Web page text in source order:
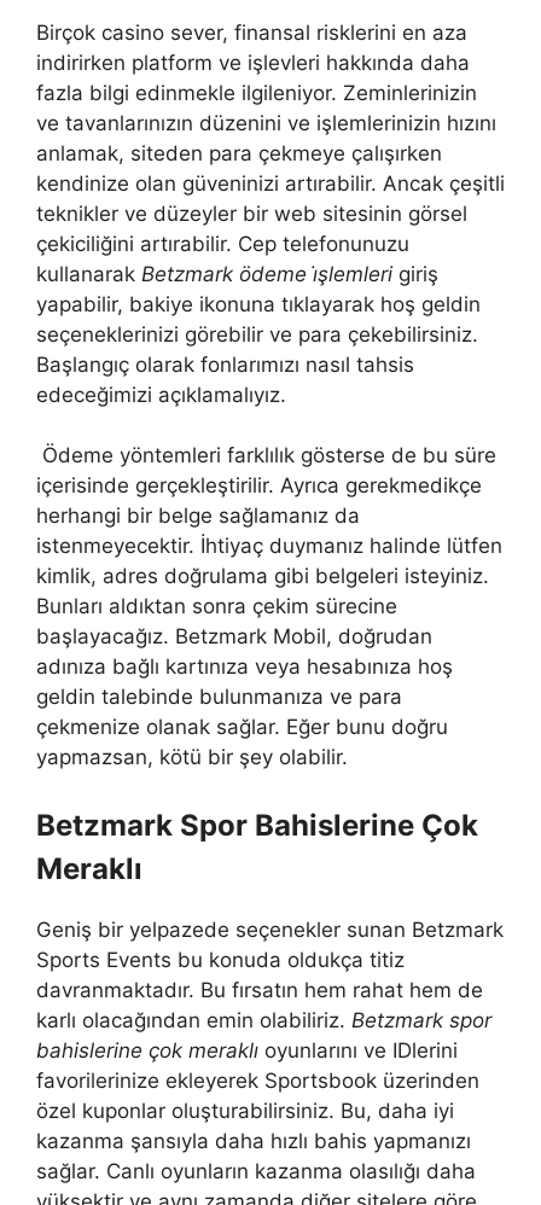
Birçok casino sever, finansal risklerini en aza
indirirken platform ve işlevleri hakkında daha
fazla bilgi edinmekle ilgileniyor. Zeminlerinizin
ve tavanlarınızın düzenini ve işlemlerinizin hızını
anlamak, siteden para çekmeye çalışırken
kendinize olan güveninizi artırabilir. Ancak çeşitli
teknikler ve düzeyler bir web sitesinin görsel
çekiciliğini artırabilir. Cep telefonunuzu
kullanarak Betzmark ödeme i̇şlemleri giriş
yapabilir, bakiye ikonuna tıklayarak hoş geldin
seçeneklerinizi görebilir ve para çekebilirsiniz.
Başlangıç ​​olarak fonlarımızı nasıl tahsis
edeceğimizi açıklamalıyız.
Ödeme yöntemleri farklılık gösterse de bu süre
içerisinde gerçekleştirilir. Ayrıca gerekmedikçe
herhangi bir belge sağlamanız da
istenmeyecektir. İhtiyaç duymanız halinde lütfen
kimlik, adres doğrulama gibi belgeleri isteyiniz.
Bunları aldıktan sonra çekim sürecine
başlayacağız. Betzmark Mobil, doğrudan
adınıza bağlı kartınıza veya hesabınıza hoş
geldin talebinde bulunmanıza ve para
çekmenize olanak sağlar. Eğer bunu doğru
yapmazsan, kötü bir şey olabilir.
Betzmark Spor Bahislerine Çok
Meraklı
Geniş bir yelpazede seçenekler sunan Betzmark
Sports Events bu konuda oldukça titiz
davranmaktadır. Bu fırsatın hem rahat hem de
karlı olacağından emin olabiliriz. Betzmark spor
bahislerine çok meraklı oyunlarını ve IDlerini
favorilerinize ekleyerek Sportsbook üzerinden
özel kuponlar oluşturabilirsiniz. Bu, daha iyi
kazanma şansıyla daha hızlı bahis yapmanızı
sağlar. Canlı oyunların kazanma olasılığı daha